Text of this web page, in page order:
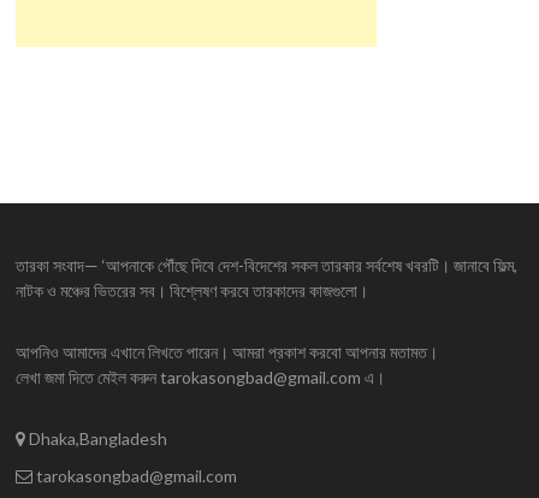
তারকা সংবাদ— ‘আপনাকে পৌঁছে দিবে দেশ-বিদেশের সকল তারকার সর্বশেষ খবরটি। জানাবে ফিল্ম,
নাটক ও মঞ্চের ভিতরের সব। বিশ্লেষণ করবে তারকাদের কাজগুলো।
আপনিও আমাদের এখানে লিখতে পারেন। আমরা প্রকাশ করবো আপনার মতামত।
লেখা জমা দিতে মেইল করুন tarokasongbad@gmail.com এ।
Dhaka,Bangladesh
tarokasongbad@gmail.com